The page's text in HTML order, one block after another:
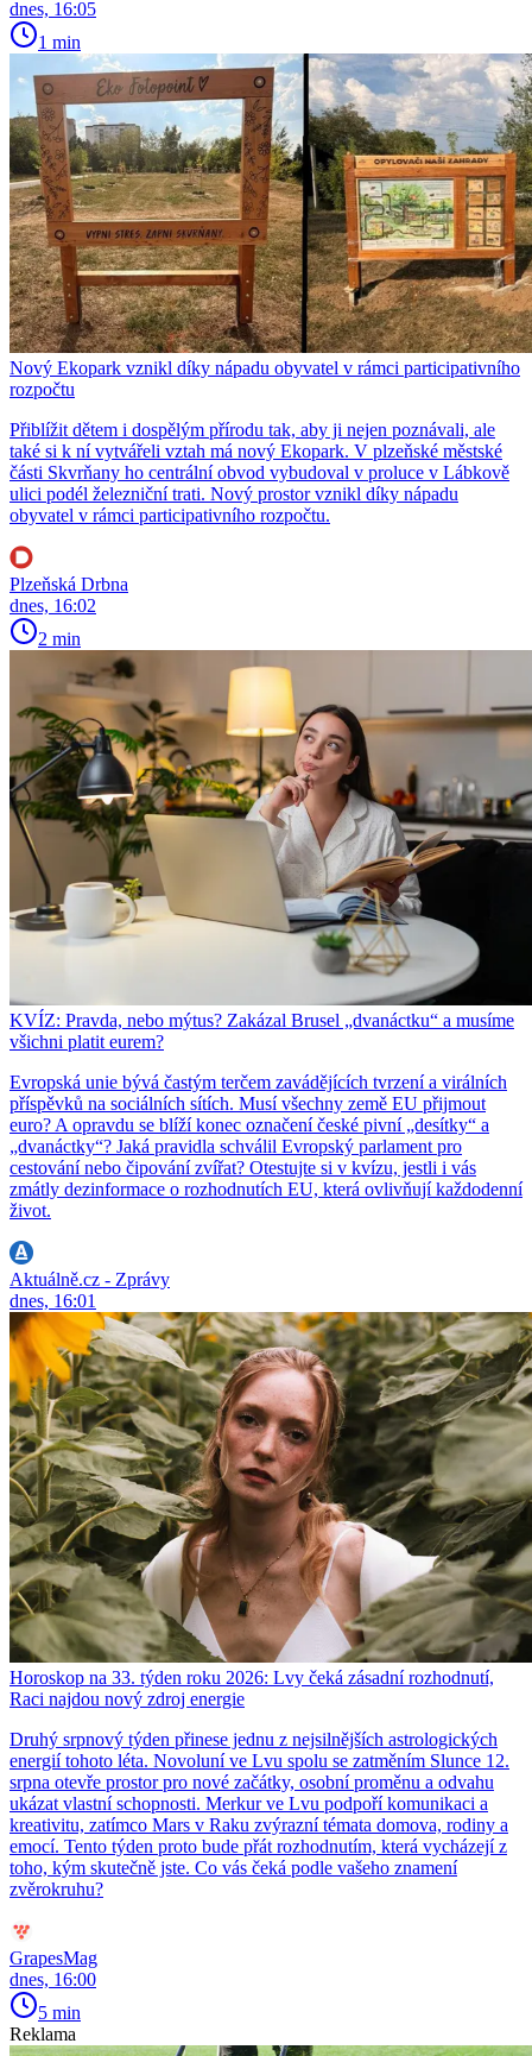
dnes, 16:05
1 min
Nový Ekopark vznikl díky nápadu obyvatel v rámci participativního
rozpočtu
Přiblížit dětem i dospělým přírodu tak, aby ji nejen poznávali, ale
také si k ní vytvářeli vztah má nový Ekopark. V plzeňské městské
části Skvrňany ho centrální obvod vybudoval v proluce v Lábkově
ulici podél železniční trati. Nový prostor vznikl díky nápadu
obyvatel v rámci participativního rozpočtu.
Plzeňská Drbna
dnes, 16:02
2 min
KVÍZ: Pravda, nebo mýtus? Zakázal Brusel „dvanáctku“ a musíme
všichni platit eurem?
Evropská unie bývá častým terčem zavádějících tvrzení a virálních
příspěvků na sociálních sítích. Musí všechny země EU přijmout
euro? A opravdu se blíží konec označení české pivní „desítky“ a
„dvanáctky“? Jaká pravidla schválil Evropský parlament pro
cestování nebo čipování zvířat? Otestujte si v kvízu, jestli i vás
zmátly dezinformace o rozhodnutích EU, která ovlivňují každodenní
život.
Aktuálně.cz - Zprávy
dnes, 16:01
Horoskop na 33. týden roku 2026: Lvy čeká zásadní rozhodnutí,
Raci najdou nový zdroj energie
Druhý srpnový týden přinese jednu z nejsilnějších astrologických
energií tohoto léta. Novoluní ve Lvu spolu se zatměním Slunce 12.
srpna otevře prostor pro nové začátky, osobní proměnu a odvahu
ukázat vlastní schopnosti. Merkur ve Lvu podpoří komunikaci a
kreativitu, zatímco Mars v Raku zvýrazní témata domova, rodiny a
emocí. Tento týden proto bude přát rozhodnutím, která vycházejí z
toho, kým skutečně jste. Co vás čeká podle vašeho znamení
zvěrokruhu?
GrapesMag
dnes, 16:00
5 min
Reklama